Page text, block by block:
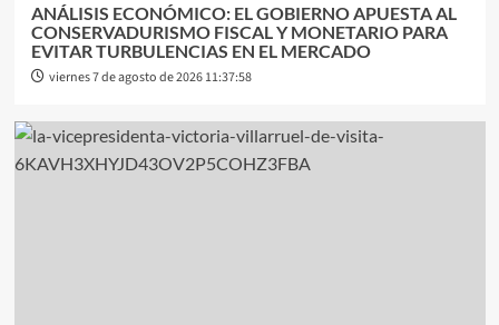
ANÁLISIS ECONÓMICO: EL GOBIERNO APUESTA AL
CONSERVADURISMO FISCAL Y MONETARIO PARA
EVITAR TURBULENCIAS EN EL MERCADO
viernes 7 de agosto de 2026 11:37:58